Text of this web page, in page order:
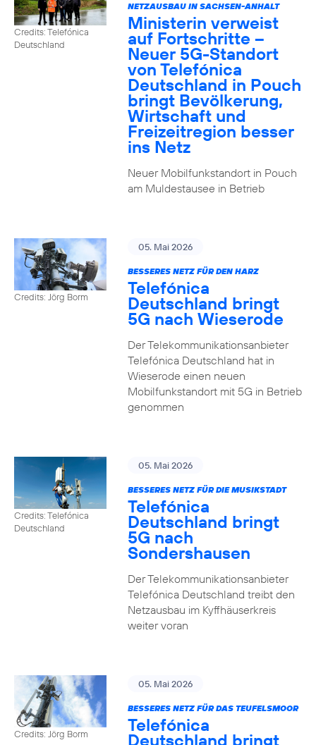
Credits: Telefónica
Deutschland
NETZAUSBAU IN SACHSEN-ANHALT
Ministerin verweist
auf Fortschritte –
Neuer 5G-Standort
von Telefónica
Deutschland in Pouch
bringt Bevölkerung,
Wirtschaft und
Freizeitregion besser
ins Netz
Neuer Mobilfunkstandort in Pouch
am Muldestausee in Betrieb
Credits: Jörg Borm
05. Mai 2026
BESSERES NETZ FÜR DEN HARZ
Telefónica
Deutschland bringt
5G nach Wieserode
Der Telekommunikationsanbieter
Telefónica Deutschland hat in
Wieserode einen neuen
Mobilfunkstandort mit 5G in Betrieb
genommen
Credits: Telefónica
Deutschland
05. Mai 2026
BESSERES NETZ FÜR DIE MUSIKSTADT
Telefónica
Deutschland bringt
5G nach
Sondershausen
Der Telekommunikationsanbieter
Telefónica Deutschland treibt den
Netzausbau im Kyffhäuserkreis
weiter voran
Credits: Jörg Borm
05. Mai 2026
BESSERES NETZ FÜR DAS TEUFELSMOOR
Telefónica
Deutschland bringt